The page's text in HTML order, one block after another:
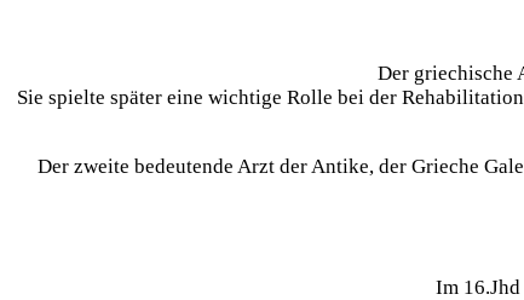
Der griechische
Sie spielte später eine wichtige Rolle bei der
Der zweite bedeutende Arzt der Antike, der Grieche
Im 16.Jhd